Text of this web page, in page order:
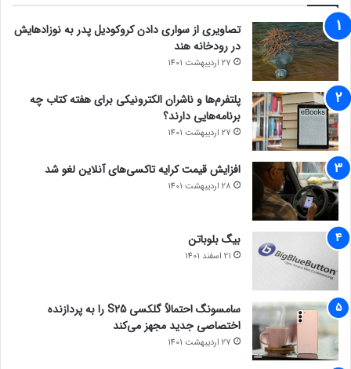
تصاویری از سواری دادن کروکودیل پدر به نوزادهایش
در رودخانه هند
27 اردیبهشت 1401
پلتفرم‌ها و ناشران الکترونیکی برای هفته کتاب چه
برنامه‌هایی دارند؟
27 اردیبهشت 1401
افزایش قیمت کرایه تاکسی‌های آنلاین لغو شد
28 اردیبهشت 1401
بیگ بلوباتن
21 اسفند 1401
سامسونگ احتمالاً گلکسی S25 را به پردازنده
اختصاصی جدید مجهز می‌کند
27 اردیبهشت 1401